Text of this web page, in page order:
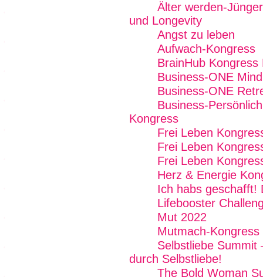
Älter werden-
und Longevity
Angst zu leben
Aufwach-Kongress
BrainHub Kongress
Business-ONE
Business-ONE
Business-
Kongress
Frei Leben
Frei Leben
Frei Leben
Herz & Energie
Ich habs geschafft!
Lifebooster
Mut 2022
Mutmach-Kongress
Selbstliebe Summit
durch Selbstliebe!
The Bold Woman